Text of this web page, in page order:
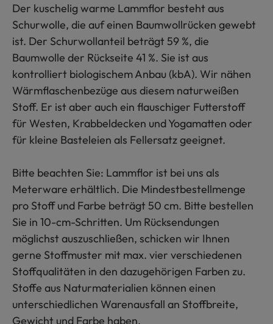
Der kuschelig warme Lammflor besteht aus
Schurwolle, die auf einen Baumwollrücken gewebt
ist. Der Schurwollanteil beträgt 59 %, die
Baumwolle der Rückseite 41 %. Sie ist aus
kontrolliert biologischem Anbau (kbA). Wir nähen
Wärmflaschenbezüge aus diesem naturweißen
Stoff. Er ist aber auch ein flauschiger Futterstoff
für Westen, Krabbeldecken und Yogamatten oder
für kleine Basteleien als Fellersatz geeignet.
Bitte beachten Sie: Lammflor ist bei uns als
Meterware erhältlich. Die Mindestbestellmenge
pro Stoff und Farbe beträgt 50 cm. Bitte bestellen
Sie in 10-cm-Schritten. Um Rücksendungen
möglichst auszuschließen, schicken wir Ihnen
gerne Stoffmuster mit max. vier verschiedenen
Stoffqualitäten in den dazugehörigen Farben zu.
Stoffe aus Naturmaterialien können einen
unterschiedlichen Warenausfall an Stoffbreite,
Gewicht und Farbe haben.